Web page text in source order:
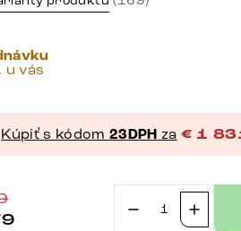
u vás
Kúpiť s kódom 23DPH za € 1
množstvo